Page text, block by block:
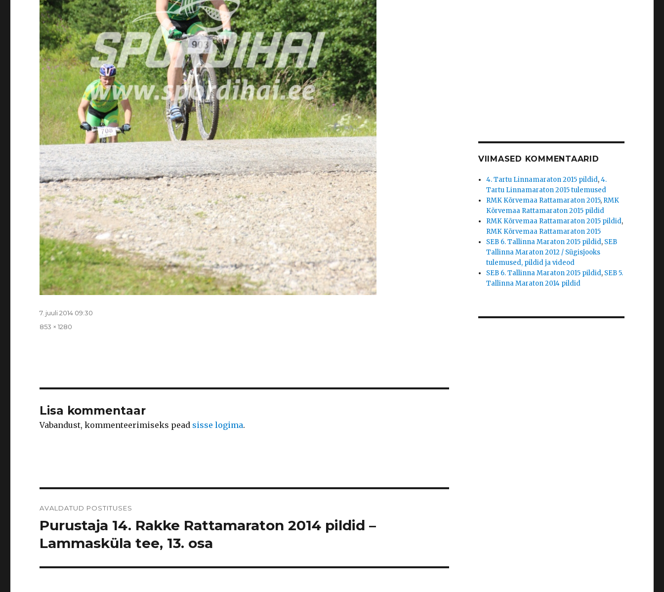
Postitatud
7. juuli 2014 09:30
Täissuurus
853 × 1280
Lisa kommentaar
Vabandust, kommenteerimiseks pead sisse logima.
AVALDATUD POSTITUSES
Purustaja 14. Rakke Rattamaraton 2014 pildid –
Lammasküla tee, 13. osa
VIIMASED KOMMENTAARID
4. Tartu Linnamaraton 2015 pildid,4.
Tartu Linnamaraton 2015 tulemused
RMK Kõrvemaa Rattamaraton 2015, RMK
Kõrvemaa Rattamaraton 2015 pildid
RMK Kõrvemaa Rattamaraton 2015 pildid,
RMK Kõrvemaa Rattamaraton 2015
SEB 6. Tallinna Maraton 2015 pildid, SEB
Tallinna Maraton 2012 / Sügisjooks
tulemused, pildid ja videod
SEB 6. Tallinna Maraton 2015 pildid, SEB 5.
Tallinna Maraton 2014 pildid